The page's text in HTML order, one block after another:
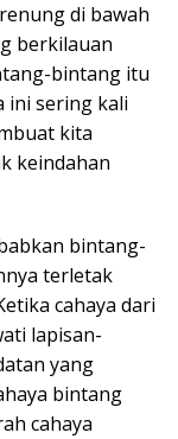
di bawah
berkilauan
bintang itu
ini sering kali
kita
keindahan
bintang-
terletak
cahaya dari
lapisan-
yang
bintang
cahaya